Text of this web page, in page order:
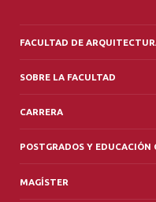
FACULTAD DE
SOBRE LA FACULTAD
CARRERA
POSTGRADOS Y
MAGÍSTER